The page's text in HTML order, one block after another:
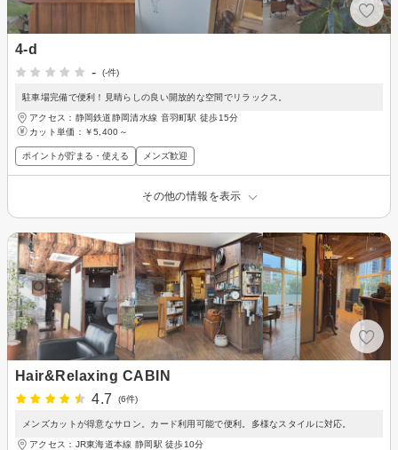
4-d
-
(-件)
駐車場完備で便利！見晴らしの良い開放的な空間でリラックス。
アクセス：静岡鉄道静岡清水線 音羽町駅 徒歩15分
カット単価： ￥5,400～
ポイントが貯まる・使える メンズ歓迎
その他の情報を表示
Hair&Relaxing CABIN
4.7
(6件)
メンズカットが得意なサロン。カード利用可能で便利。多様なスタイルに対応。
アクセス：JR東海道本線 静岡駅 徒歩10分